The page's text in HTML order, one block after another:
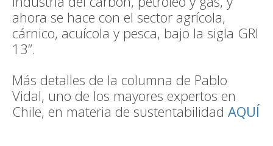
ahora se hace con el sector agrícola,
cárnico, acuícola y pesca, bajo la sigla GRI
13”.
Más detalles de la columna de Pablo
Vidal, uno de los mayores expertos en
Chile, en materia de sustentabilidad AQUÍ